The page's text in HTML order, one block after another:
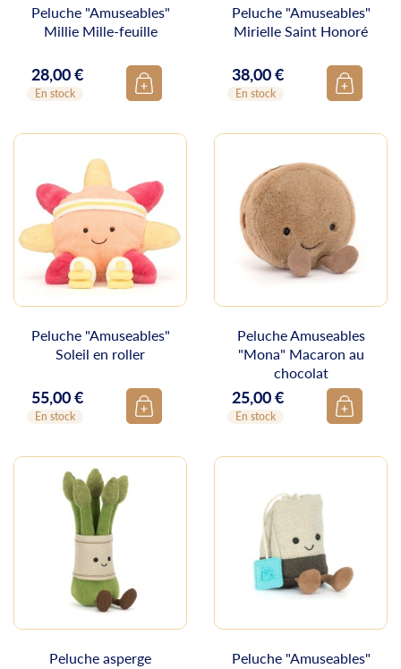
Peluche "Amuseables"
Millie Mille-feuille
Prix
28,00 €
En stock
Peluche "Amuseables"
Mirielle Saint Honoré
Prix
38,00 €
En stock
Peluche "Amuseables"
Soleil en roller
Prix
55,00 €
En stock
Peluche Amuseables
"Mona" Macaron au
chocolat
Prix
25,00 €
En stock
Peluche asperge
Peluche "Amuseables"